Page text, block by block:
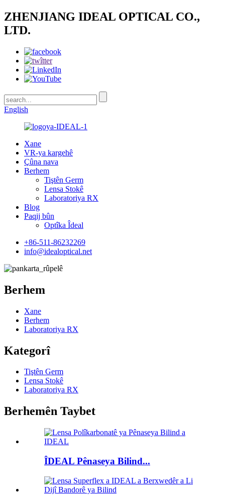
ZHENJIANG IDEAL OPTICAL CO.,
LTD.
English
Xane
VR-ya kargehê
Çûna nava
Berhem
Tiştên Germ
Lensa Stokê
Laboratoriya RX
Blog
Paqij bûn
Optîka Îdeal
+86-511-86232269
info@idealoptical.net
Berhem
Xane
Berhem
Laboratoriya RX
Kategorî
Tiştên Germ
Lensa Stokê
Laboratoriya RX
Berhemên Taybet
ÎDEAL Pênaseya Bilind...